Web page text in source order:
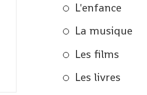
L'enfance
La musique
Les films
Les livres